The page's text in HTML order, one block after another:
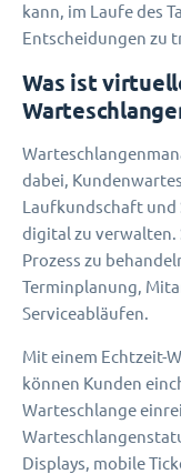
kann, im Laufe des
Entscheidungen zu
Was ist
dabei,
Laufkundschaft
digital zu verwalten.
Prozess zu
Terminplanung,
Serviceabläufen.
Mit einem Echtzeit-
können Kunden
Warteschlange
Displays, mobile